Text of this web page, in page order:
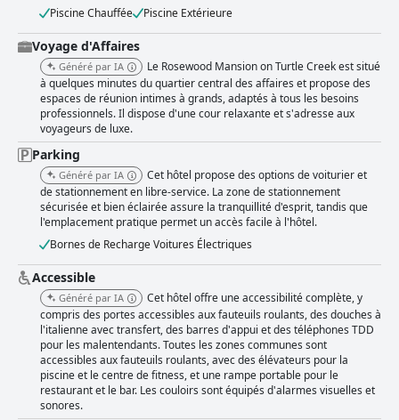
Piscine Chauffée
Piscine Extérieure
Voyage d'Affaires
Généré par IA
Le Rosewood Mansion on Turtle Creek est situé
à quelques minutes du quartier central des affaires et propose des
espaces de réunion intimes à grands, adaptés à tous les besoins
professionnels. Il dispose d'une cour relaxante et s'adresse aux
voyageurs de luxe.
Parking
Généré par IA
Cet hôtel propose des options de voiturier et
de stationnement en libre-service. La zone de stationnement
sécurisée et bien éclairée assure la tranquillité d'esprit, tandis que
l'emplacement pratique permet un accès facile à l'hôtel.
Bornes de Recharge Voitures Électriques
Accessible
Généré par IA
Cet hôtel offre une accessibilité complète, y
compris des portes accessibles aux fauteuils roulants, des douches à
l'italienne avec transfert, des barres d'appui et des téléphones TDD
pour les malentendants. Toutes les zones communes sont
accessibles aux fauteuils roulants, avec des élévateurs pour la
piscine et le centre de fitness, et une rampe portable pour le
restaurant et le bar. Les couloirs sont équipés d'alarmes visuelles et
sonores.